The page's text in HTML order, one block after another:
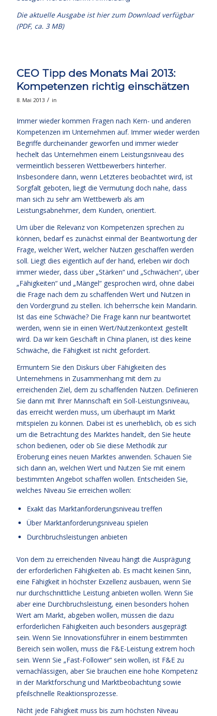
Die aktuelle Ausgabe ist hier zum Download verfügbar
(PDF, ca. 3 MB)
CEO Tipp des Monats Mai 2013:
Kompetenzen richtig einschätzen
8. Mai 2013 / in
Immer wieder kommen Fragen nach Kern- und anderen
Kompetenzen im Unternehmen auf. Immer wieder werden
Begriffe durcheinander geworfen und immer wieder
hechelt das Unternehmen einem Leistungsniveau des
vermeintlich besseren Wettbewerbers hinterher.
Insbesondere dann, wenn Letzteres beobachtet wird, ist
Sorgfalt geboten, liegt die Vermutung doch nahe, dass
man sich zu sehr am Wettbewerb als am
Leistungsabnehmer, dem Kunden, orientiert.
Um über die Relevanz von Kompetenzen sprechen zu
können, bedarf es zunächst einmal der Beantwortung der
Frage, welcher Wert, welcher Nutzen geschaffen werden
soll. Liegt dies eigentlich auf der hand, erleben wir doch
immer wieder, dass über „Stärken“ und „Schwächen“, über
„Fähigkeiten“ und „Mängel“ gesprochen wird, ohne dabei
die Frage nach dem zu schaffenden Wert und Nutzen in
den Vordergrund zu stellen. Ich beherrsche kein Mandarin.
Ist das eine Schwäche? Die Frage kann nur beantwortet
werden, wenn sie in einen Wert/Nutzenkontext gestellt
wird. Da wir kein Geschäft in China planen, ist dies keine
Schwäche, die Fähigkeit ist nicht gefordert.
Ermuntern Sie den Diskurs über Fähigkeiten des
Unternehmens in Zusammenhang mit dem zu
erreichenden Ziel, dem zu schaffenden Nutzen. Definieren
Sie dann mit Ihrer Mannschaft ein Soll-Leistungsniveau,
das erreicht werden muss, um überhaupt im Markt
mitspielen zu können. Dabei ist es unerheblich, ob es sich
um die Betrachtung des Marktes handelt, den Sie heute
schon bedienen, oder ob Sie diese Methodik zur
Eroberung eines neuen Marktes anwenden. Schauen Sie
sich dann an, welchen Wert und Nutzen Sie mit einem
bestimmten Angebot schaffen wollen. Entscheiden Sie,
welches Niveau Sie erreichen wollen:
Exakt das Marktanforderungsniveau treffen
Über Marktanforderungsniveau spielen
Durchbruchsleistungen anbieten
Von dem zu erreichenden Niveau hängt die Ausprägung
der erforderlichen Fähigkeiten ab. Es macht keinen Sinn,
eine Fähigkeit in höchster Exzellenz ausbauen, wenn Sie
nur durchschnittliche Leistung anbieten wollen. Wenn Sie
aber eine Durchbruchsleistung, einen besonders hohen
Wert am Markt, abgeben wollen, müssen die dazu
erforderlichen Fähigkeiten auch besonders ausgeprägt
sein. Wenn Sie Innovationsführer in einem bestimmten
Bereich sein wollen, muss die F&E-Leistung extrem hoch
sein. Wenn Sie „Fast-Follower“ sein wollen, ist F&E zu
vernachlässigen, aber Sie brauchen eine hohe Kompetenz
in der Marktforschung und Marktbeobachtung sowie
pfeilschnelle Reaktionsprozesse.
Nicht jede Fähigkeit muss bis zum höchsten Niveau